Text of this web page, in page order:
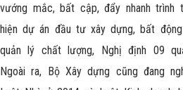
vướng mắc, bất cập, đẩy nhanh
hiện dự án đầu tư xây dựng, bất
quản lý chất lượng, Nghị định 09
Ngoài ra, Bộ Xây dựng cũng đang